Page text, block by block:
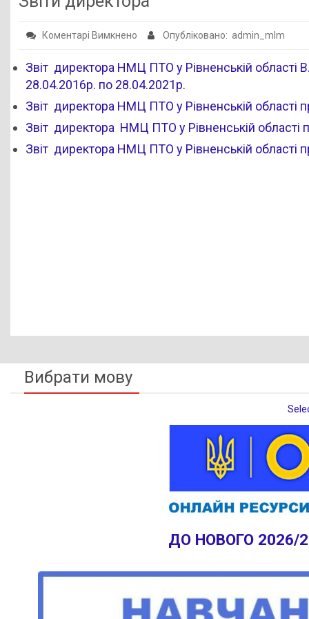
Публічна інформація
Заклади ПТО
Оголошення
Галерея
НМЦ ПТО України
Коментарі Вимкнено до
директора
Опубліковано: admin_mlm
Звіт директора НМЦ ПТО у Рівненській області
28.04.2016р. по 28.04.2021р.
Звіт директора НМЦ ПТО у Рівненській області
Звіт директора НМЦ ПТО у Рівненській області
Звіт директора НМЦ ПТО у Рівненській області
Вибрати мову
ДО НОВОГО 2026/